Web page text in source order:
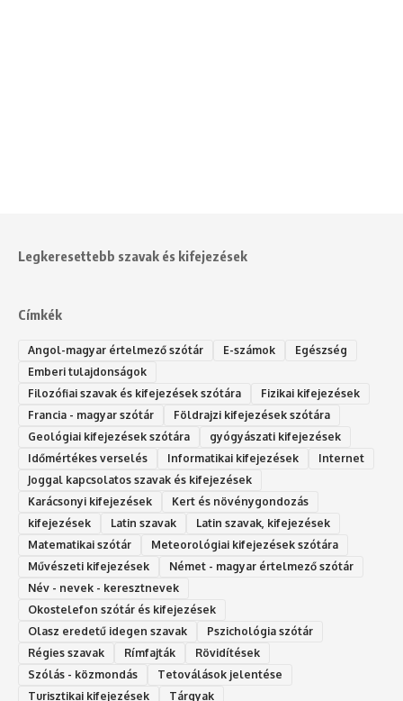
Legkeresettebb szavak és kifejezések
Címkék
Angol-magyar értelmező szótár E-számok
Egészség
Emberi tulajdonságok
Filozófiai szavak és kifejezések szótára
Fizikai kifejezések
Francia - magyar szótár
Földrajzi kifejezések szótára
Geológiai kifejezések szótára
gyógyászati kifejezések
Időmértékes verselés
Informatikai kifejezések
Internet
Joggal kapcsolatos szavak és kifejezések
Karácsonyi kifejezések
Kert és növénygondozás
kifejezések
Latin szavak
Latin szavak, kifejezések
Matematikai szótár
Meteorológiai kifejezések szótára
Művészeti kifejezések
Német - magyar értelmező szótár
Név - nevek - keresztnevek
Okostelefon szótár és kifejezések
Olasz eredetű idegen szavak
Ps‮gólohciz‬ia s‮átóz‬r
Régies szavak
Rímfajták
Rövidítések
Szólás - közmondás
Tetoválások jelentése
Turisztikai kifejezések
Tárgyak